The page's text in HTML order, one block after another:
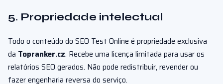
5. Propriedade intelectual
Todo o conteúdo do SEO Test Online é propriedade exclusiva
da Topranker.cz. Recebe uma licença limitada para usar os
relatórios SEO gerados. Não pode redistribuir, revender ou
fazer engenharia reversa do serviço.